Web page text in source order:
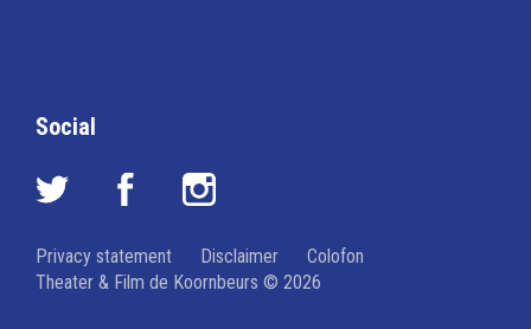
Social
Privacy statement Disclaimer
Colofon
Theater & Film de Koornbeurs © 2026